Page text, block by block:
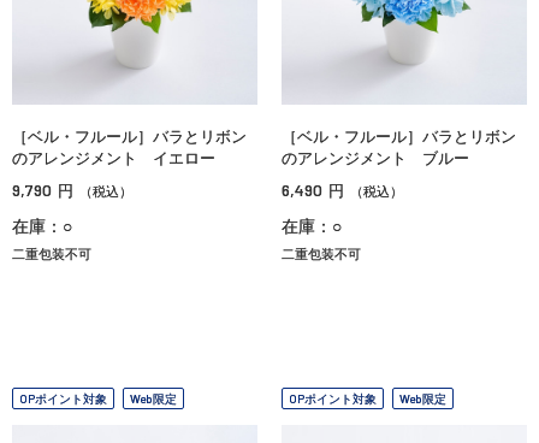
［ベル・フルール］バラとリボン
のアレンジメント イエロー
9,790 円 （税込）
在庫：○
二重包装不可
［ベル・フルール］バラとリボン
のアレンジメント ブルー
6,490 円 （税込）
在庫：○
二重包装不可
OPポイント対象 Web限定 OPポイント対象 Web限定